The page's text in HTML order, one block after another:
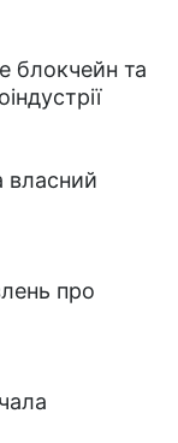
блокчейн та
власний
про